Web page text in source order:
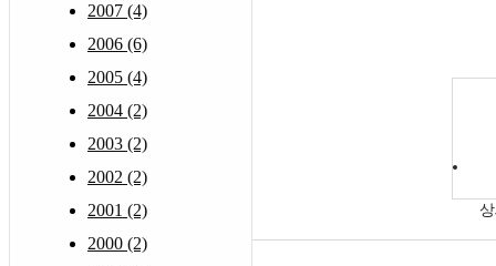
2007 (4)
2006 (6)
2005 (4)
2004 (2)
2003 (2)
2002 (2)
2001 (2)
2000 (2)